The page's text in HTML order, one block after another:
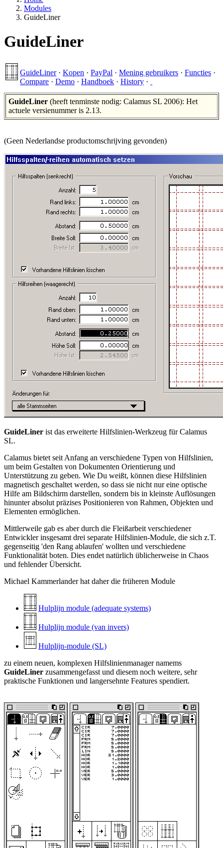
Modules
GuideLiner
GuideLiner
GuideLiner· Kopen · PayPal · Mening gebruikers · Functies ·
Compare · Demo · Handboek · History ·
GuideLiner (heeft tenminste nodig: Calamus SL 2006): Het
actuele versienummer is 2.13.
(Geen Nederlandse productomschrijving gevonden)
GuideLiner ist das erweiterte Hilfslinien-Werkzeug für Calamus
SL.
Calamus bietet seit Anfang an verschiedene Typen von Hilfslinien,
um beim Gestalten von Dokumenten Orientierung und
Unterstützung zu geben. Wie Du weißt, können diese Hilfslinien
magnetisch geschaltet werden, so dass sie nicht nur eine optische
Hilfe am Bildschirm darstellen, sondern bis in kleinste Auflösungen
hinunter absolut präzises Positionieren von Rahmen, Objekten und
Elementen ermöglichen.
Mittlerweile gab es aber durch die Fleißarbeit verschiedener
Entwickler insgesamt drei separate Hilfslinien-Module, die sich z.T.
gegenseitig 'den Rang ablaufen' wollten und verschiedene
Funktionalität boten. Dies endet natürlich üblicherweise in Chaos
und fehlender Übersicht.
Michael Kammerlander hat daher die früheren Module
Hulplijn module (adequate systems)
Hulplijn module (van invers)
Hulplijn-module (SL)
zu einem neuen, komplexen Hilfslinienmanager namems
GuideLiner zusammengefasst und diesem noch weitere, sehr
praktische Funktionen und langersehnte Features spendiert.